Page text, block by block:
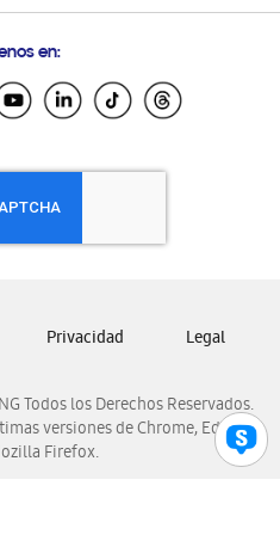
Ecuador
El Salvador
Honduras
Panamá
Venezuela
en:
Todos los Derechos Reservados.
versiones de Chrome, Edge,
Firefox.
Privacidad Legal